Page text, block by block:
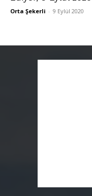
Orta Şekerli - 9 Eylül 2020